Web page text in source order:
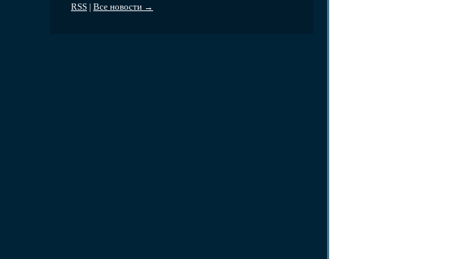
RSS | Все новости →